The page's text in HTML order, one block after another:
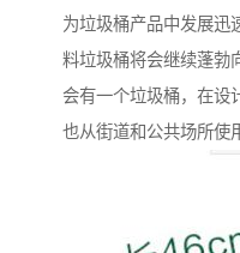
为垃圾桶产品中发展迅
料垃圾桶将会继续蓬勃
会有一个垃圾桶，在设
也从街道和公共场所使